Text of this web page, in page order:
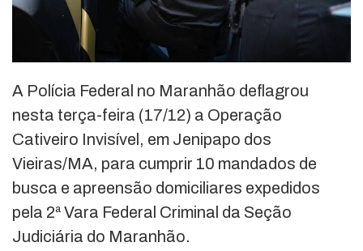
A Polícia Federal no Maranhão deflagrou
nesta terça-feira (17/12) a Operação
Cativeiro Invisível, em Jenipapo dos
Vieiras/MA, para cumprir 10 mandados de
busca e apreensão domiciliares expedidos
pela 2ª Vara Federal Criminal da Seção
Judiciária do Maranhão.